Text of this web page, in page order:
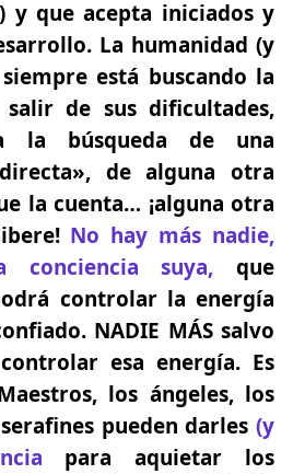
y que acepta iniciados y
La humanidad (y
está buscando la
salir de sus dificultades,
la búsqueda de una
, de alguna otra
la cuenta… ¡alguna otra
No hay más nadie,
suya, que
controlar la energía
NADIE MÁS salvo
esa energía. Es
los ángeles, los
pueden darles (y
para aquietar los